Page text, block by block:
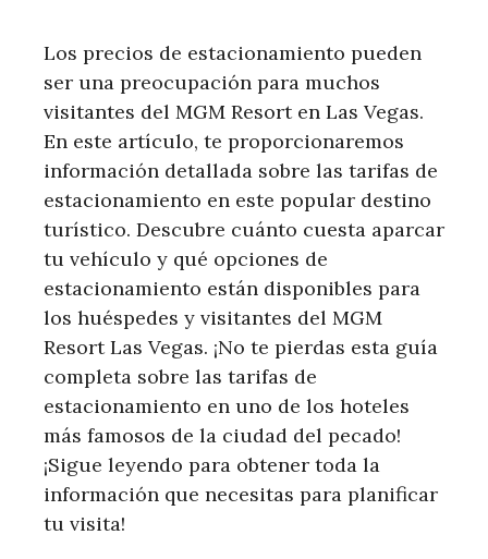
Los precios de estacionamiento pueden
ser una preocupación para muchos
visitantes del MGM Resort en Las Vegas.
En este artículo, te proporcionaremos
información detallada sobre las tarifas de
estacionamiento en este popular destino
turístico. Descubre cuánto cuesta aparcar
tu vehículo y qué opciones de
estacionamiento están disponibles para
los huéspedes y visitantes del MGM
Resort Las Vegas. ¡No te pierdas esta guía
completa sobre las tarifas de
estacionamiento en uno de los hoteles
más famosos de la ciudad del pecado!
¡Sigue leyendo para obtener toda la
información que necesitas para planificar
tu visita!